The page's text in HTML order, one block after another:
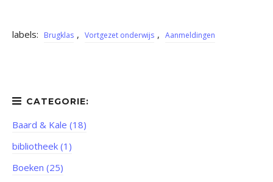
labels: Brugklas , Vortgezet onderwijs , Aanmeldingen
Baard & Kale (18)
bibliotheek (1)
Boeken (25)